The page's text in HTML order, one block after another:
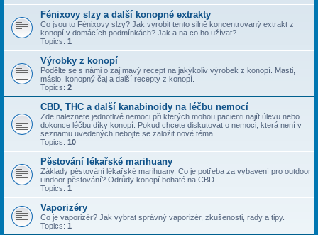
Fénixovy slzy a další konopné extrakty
Co jsou to Fénixovy slzy? Jak vyrobit tento silně koncentrovaný extrakt z
konopí v domácích podmínkách? Jak a na co ho užívat?
Topics: 1
Výrobky z konopí
Podělte se s námi o zajímavý recept na jakýkoliv výrobek z konopí. Masti,
máslo, konopný čaj a další recepty z konopí.
Topics: 2
CBD, THC a další kanabinoidy na léčbu nemocí
Zde naleznete jednotlivé nemoci při kterých mohou pacienti najít úlevu nebo
dokonce léčbu díky konopí. Pokud chcete diskutovat o nemoci, která není v
seznamu uvedených nebojte se založit nové téma.
Topics: 10
Pěstování lékařské marihuany
Základy pěstování lékařské marihuany. Co je potřeba za vybavení pro outdoor
i indoor pěstování? Odrůdy konopí bohaté na CBD.
Topics: 1
Vaporizéry
Co je vaporizér? Jak vybrat správný vaporizér, zkušenosti, rady a tipy.
Topics: 1